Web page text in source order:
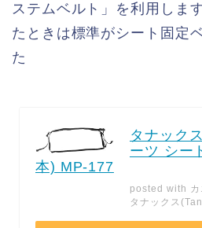
ステムベルト」を利用しま
たときは標準がシート固定
た
タナック
ーツ シー
本) MP-177
posted with
タナックス